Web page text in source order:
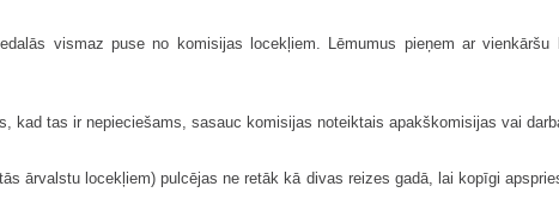
vismaz puse no komisijas locekļiem. Lēmumus pieņem ar
kad tas ir nepieciešams, sasauc komisijas noteiktais apakškomisijas vai
ārvalstu locekļiem) pulcējas ne retāk kā divas reizes gadā, lai kopīgi